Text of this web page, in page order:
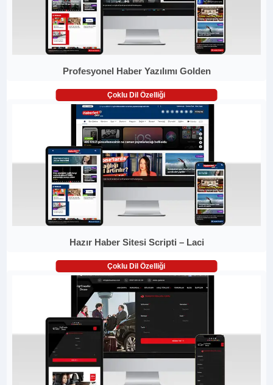
Profesyonel Haber Yazılımı Golden
Çoklu Dil Özelliği
Hazır Haber Sitesi Scripti – Laci
Çoklu Dil Özelliği